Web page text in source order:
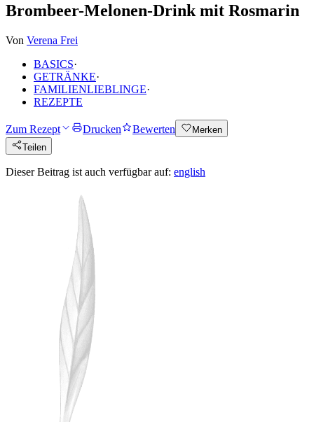
Brombeer-Melonen-Drink mit Rosmarin
Von Verena Frei
BASICS·
GETRÄNKE·
FAMILIENLIEBLINGE·
REZEPTE
Zum Rezept Drucken Bewerten
Merken
Teilen
Dieser Beitrag ist auch verfügbar auf: english